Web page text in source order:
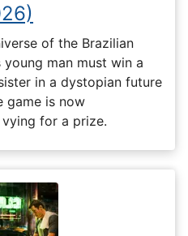
of the Brazilian
man must win a
in a dystopian future
game is now
for a prize.